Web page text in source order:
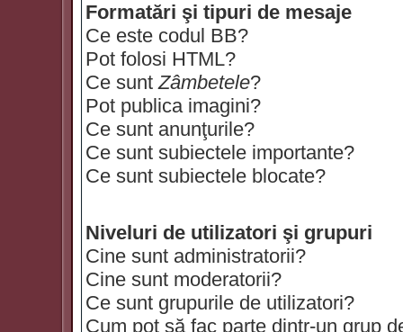
Formatări şi tipuri de mesaje
Ce este codul BB?
Pot folosi HTML?
Ce suntZâmbetele?
Pot publica imagini?
Ce sunt anunţurile?
Ce sunt subiectele importante?
Ce sunt subiectele blocate?
Niveluri de utilizatori şi grupuri
Cine sunt administratorii?
Cine sunt moderatorii?
Ce sunt grupurile de utilizatori?
Cum pot să fac parte dintr-un grup